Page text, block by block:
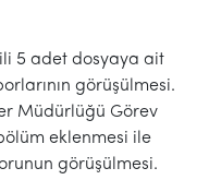
5 adet dosyaya ait
görüşülmesi.
Müdürlüğü Görev
eklenmesi ile
görüşülmesi.